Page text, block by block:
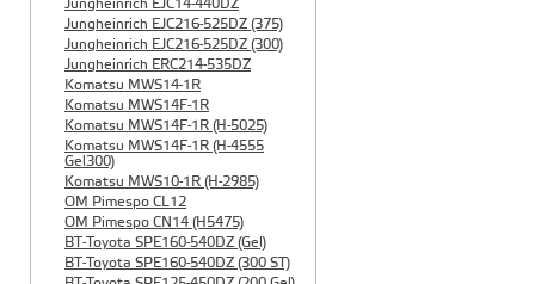
Jungheinrich EJC14-440DZ
Jungheinrich EJC216-525DZ (375)
Jungheinrich EJC216-525DZ (300)
Jungheinrich ERC214-535DZ
Komatsu MWS14-1R
Komatsu MWS14F-1R
Komatsu MWS14F-1R (H-5025)
Komatsu MWS14F-1R (H-4555
Gel300)
Komatsu MWS10-1R (Н-2985)
OM Pimespo CL12
OM Pimespo CN14 (Н5475)
BT-Toyota SPE160-540DZ (Gel)
BT-Toyota SPE160-540DZ (300 ST)